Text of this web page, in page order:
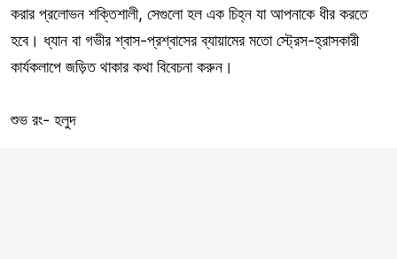
করার প্রলোভন শক্তিশালী, সেগুলো হল এক চিহ্ন যা আপনাকে ধীর করতে
হবে। ধ্যান বা গভীর শ্বাস-প্রশ্বাসের ব্যায়ামের মতো স্ট্রেস-হ্রাসকারী
কার্যকলাপে জড়িত থাকার কথা বিবেচনা করুন।
শুভ রং- হলুদ